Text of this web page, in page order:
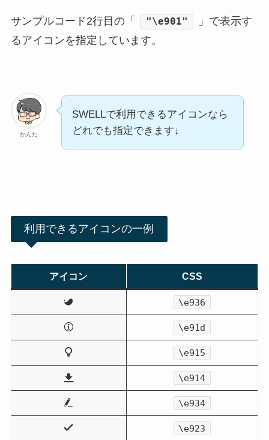
サンプルコード2行目の「 "\e901"
」で表示す
るアイコンを指定しています。
かんた
SWELLで利用できるアイコンなら
どれでも指定できます↓
利用できるアイコンの一例
アイコン CSS
\e936
\e91d
\e915
\e914
\e934
\e923